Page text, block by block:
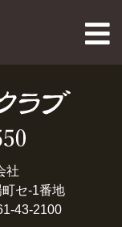
社
セ-1番地
43-2100